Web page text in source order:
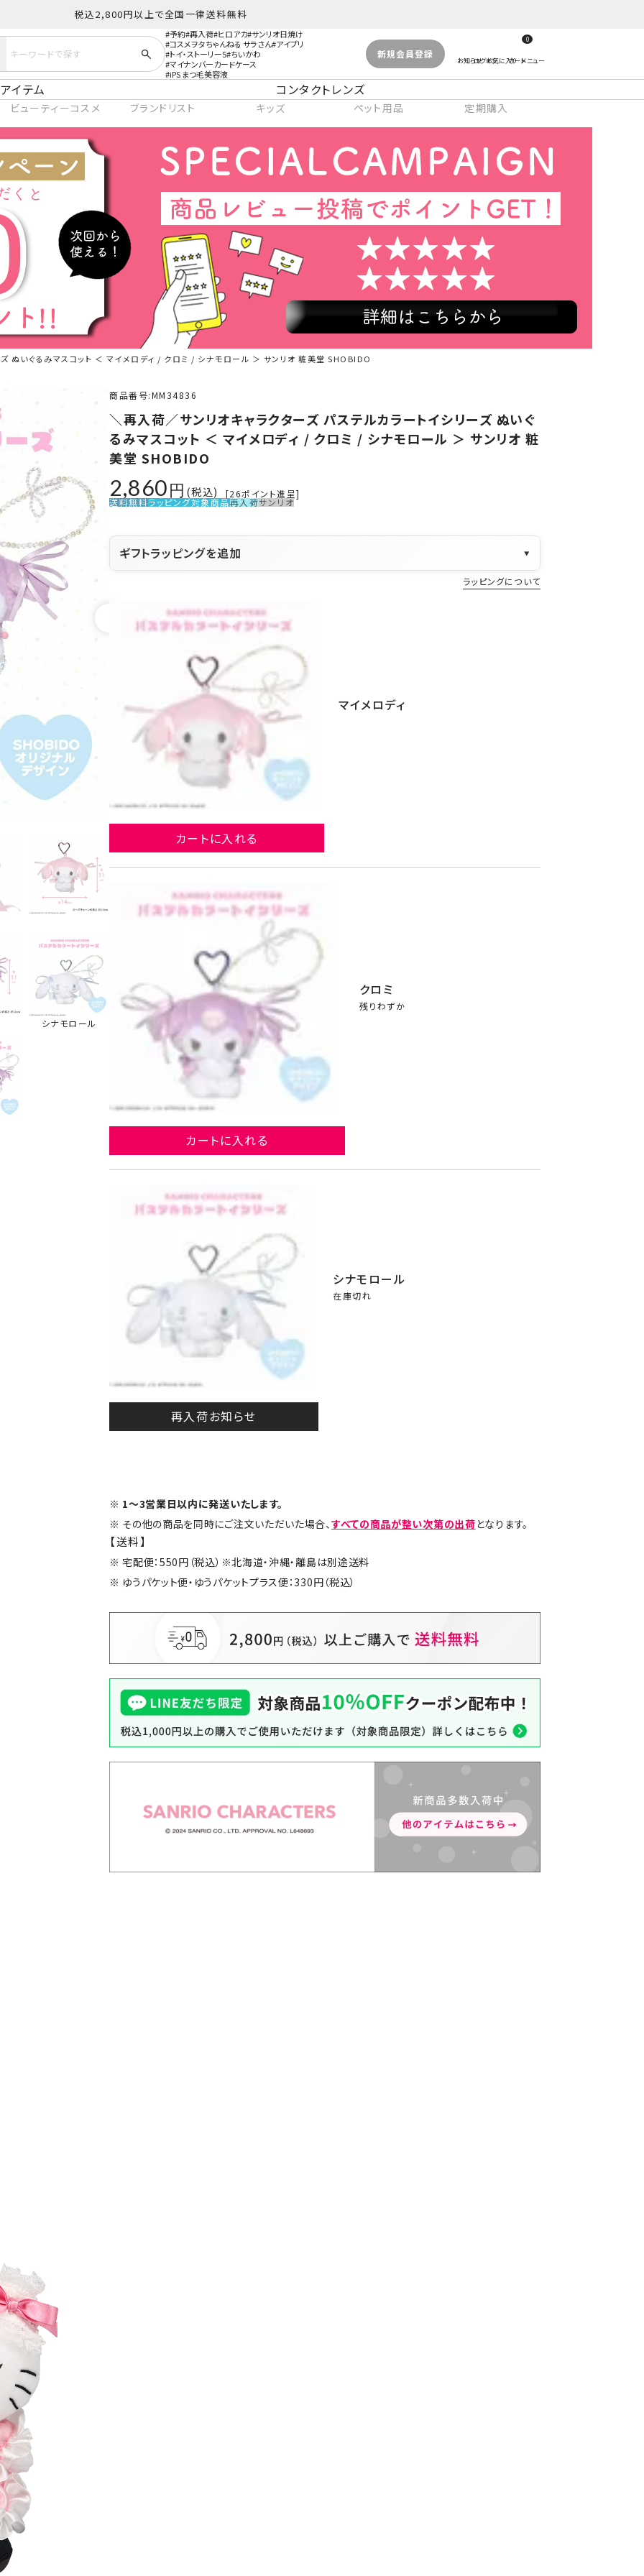
税込2,800円以上で全国一律送料無料
予約 再入荷 ヒロアカ サンリオ日焼け
コスメヲタちゃんねる サラさん アイプリ
トイ・ストーリー5 ちいかわ
マイナンバーカードケース
iPS まつ毛美容液
新規会員登録
0
イテム コンタクトレンズ
ビューティーコスメ ブランドリスト キッズ ペット用品 定期購入
ぬいぐるみマスコット ＜ マイメロディ / クロミ / シナモロール ＞ サンリオ 粧美堂 SHOBIDO
マイメロディ
シナモロール
商品番号 MM34836
＼再入荷／サンリオキャラクターズ パステルカラートイシリーズ ぬいぐ
るみマスコット ＜ マイメロディ / クロミ / シナモロール ＞ サンリオ 粧
美堂 SHOBIDO
2,860 税込 [26ポイント進呈]
送料無料ラッピング対象商品再入荷サンリオ
ギフトラッピングを追加 ▼
ラッピングについて
マイメロディ
カートに入れる
クロミ
残りわずか
カートに入れる
シナモロール
在庫切れ
再入荷お知らせ
1～3営業日以内に発送いたします。
その他の商品を同時にご注文いただいた場合、 すべての商品が整い次第の出荷となります。
【送料】
宅配便：550円（税込）※北海道・沖縄・離島は別途送料
ゆうパケット便・ゆうパケットプラス便：330円（税込）